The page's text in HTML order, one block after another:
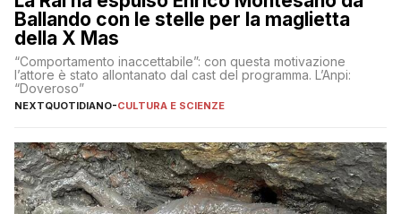
Ballando con le stelle per la maglietta
della X Mas
“Comportamento inaccettabile”: con questa motivazione
l’attore è stato allontanato dal cast del programma. L’Anpi:
“Doveroso”
NEXTQUOTIDIANO-CULTURA E SCIENZE